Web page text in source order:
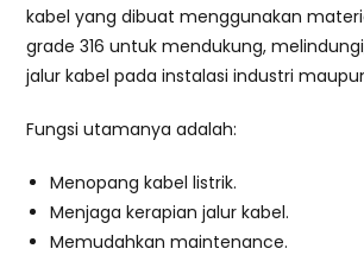
kabel yang dibuat menggunakan
grade 316 untuk mendukung,
jalur kabel pada instalasi industri
Fungsi utamanya adalah:
Menopang kabel listrik.
Menjaga kerapian jalur kabel.
Memudahkan maintenance.